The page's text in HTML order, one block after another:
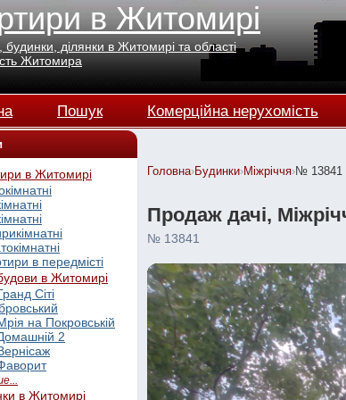
в Житомирі
будинки, ділянки в Житомирі та області
Житомира
Пошук Комерційна нерухомість
в Житомирі
в передмісті
в Житомирі
Сіті
на Покровській
2
в Житомирі
Головна›Будинки›Міжріччя›№ 13841
Продаж дачі,
№ 13841